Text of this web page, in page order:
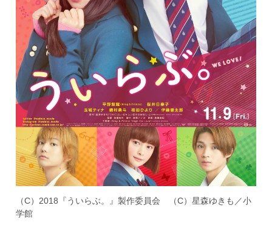
（C）2018『ういらぶ。』製作委員会 （C）星森ゆきも／小
学館